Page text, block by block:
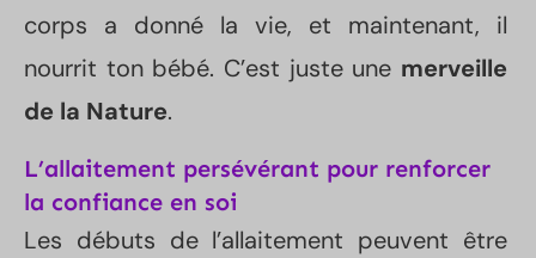
corps a donné la vie, et maintenant, il
nourrit ton bébé. C’est juste une merveille
de la Nature.
L’allaitement persévérant pour renforcer
la confiance en soi
Les débuts de l’allaitement peuvent être